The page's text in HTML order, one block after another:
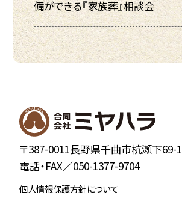
備ができる『家族葬』相談会
〒387-0011長野県千曲市杭瀬下69-1
電話・FAX／050-1377-9704
個人情報保護方針について